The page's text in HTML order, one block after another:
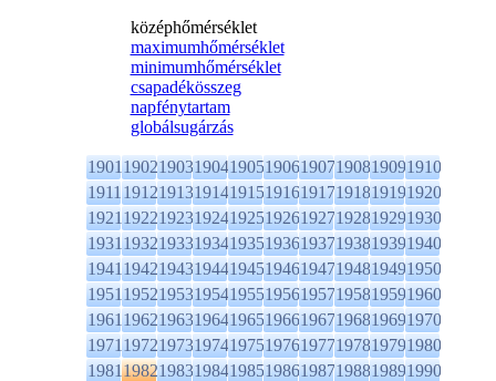
középhőmérséklet
maximumhőmérséklet
minimumhőmérséklet
csapadékösszeg
napfénytartam
globálsugárzás
1901190219031904190519061907190819091910
1911191219131914191519161917191819191920
1921192219231924192519261927192819291930
1931193219331934193519361937193819391940
1941194219431944194519461947194819491950
1951195219531954195519561957195819591960
1961196219631964196519661967196819691970
1971197219731974197519761977197819791980
1981198219831984198519861987198819891990